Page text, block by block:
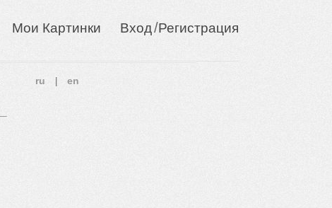
Мои Картинки Вход/Регистрация
ru en